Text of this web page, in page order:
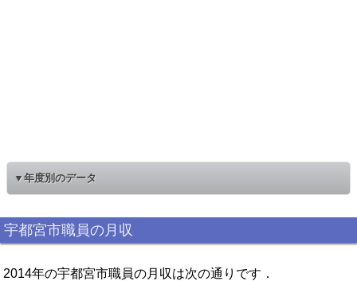
▼年度別のデータ
宇都宮市職員の月収
2014年の宇都宮市職員の月収は次の通りです．